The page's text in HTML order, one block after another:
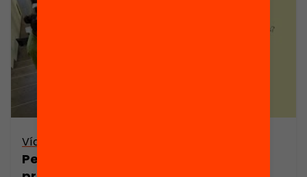
Vídeo
Personalitzar l’aprenentatge: